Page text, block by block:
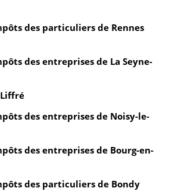
des particuliers de Rennes
des entreprises de La Seyne-
des entreprises de Noisy-le-
des entreprises de Bourg-en-
des particuliers de Bondy